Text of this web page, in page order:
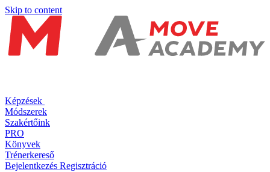
Skip to content
Képzések
Módszerek
Szakértőink
PRO
Könyvek
Trénerkereső
Bejelentkezés Regisztráció